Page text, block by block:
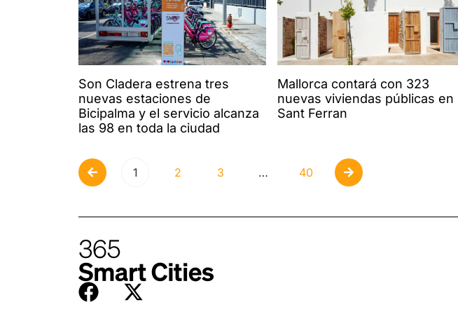
Son Cladera estrena tres
nuevas estaciones de
Bicipalma y el servicio alcanza
las 98 en toda la ciudad
Mallorca contará con 323
nuevas viviendas públicas en
Sant Ferran
1 2 3 … 40